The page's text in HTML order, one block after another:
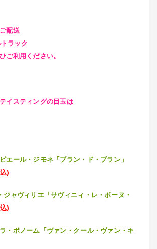
配送
ご利用ください。
イスティングの目玉は
エール・ジモネ「ブラン・ド・ブラン」
)
ジャヴィリエ「サヴィニィ・レ・ボーヌ・
)
・ボノーム「ヴァン・クール・ヴァン・キ